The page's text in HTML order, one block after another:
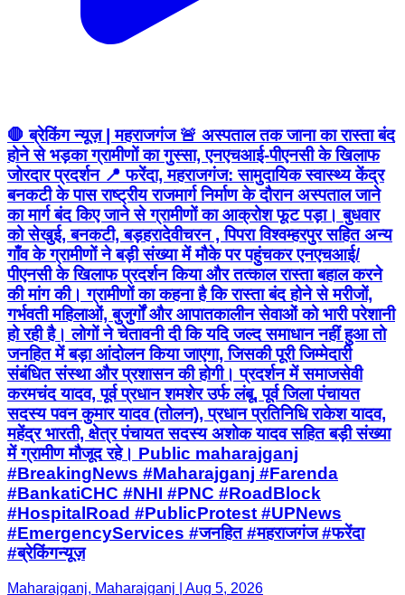
🛑 ब्रेकिंग न्यूज़ | महराजगंज 🚨 अस्पताल तक जाना का रास्ता बंद
होने से भड़का ग्रामीणों का गुस्सा, एनएचआई-पीएनसी के खिलाफ
जोरदार प्रदर्शन 📍 फरेंदा, महराजगंज: सामुदायिक स्वास्थ्य केंद्र
बनकटी के पास राष्ट्रीय राजमार्ग निर्माण के दौरान अस्पताल जाने
का मार्ग बंद किए जाने से ग्रामीणों का आक्रोश फूट पड़ा। बुधवार
को सेखुई, बनकटी, बड़हरादेवीचरन , पिपरा विश्वम्हरपुर सहित अन्य
गाँव के ग्रामीणों ने बड़ी संख्या में मौके पर पहुंचकर एनएचआई/
पीएनसी के खिलाफ प्रदर्शन किया और तत्काल रास्ता बहाल करने
की मांग की। ग्रामीणों का कहना है कि रास्ता बंद होने से मरीजों,
गर्भवती महिलाओं, बुजुर्गों और आपातकालीन सेवाओं को भारी परेशानी
हो रही है। लोगों ने चेतावनी दी कि यदि जल्द समाधान नहीं हुआ तो
जनहित में बड़ा आंदोलन किया जाएगा, जिसकी पूरी जिम्मेदारी
संबंधित संस्था और प्रशासन की होगी। प्रदर्शन में समाजसेवी
करमचंद यादव, पूर्व प्रधान शमशेर उर्फ लंबू, पूर्व जिला पंचायत
सदस्य पवन कुमार यादव (तोलन), प्रधान प्रतिनिधि राकेश यादव,
महेंद्र भारती, क्षेत्र पंचायत सदस्य अशोक यादव सहित बड़ी संख्या
में ग्रामीण मौजूद रहे। Public maharajganj
#BreakingNews #Maharajganj #Farenda
#BankatiCHC #NHI #PNC #RoadBlock
#HospitalRoad #PublicProtest #UPNews
#EmergencyServices #जनहित #महराजगंज #फरेंदा
#ब्रेकिंगन्यूज़
Maharajganj, Maharajganj | Aug 5, 2026